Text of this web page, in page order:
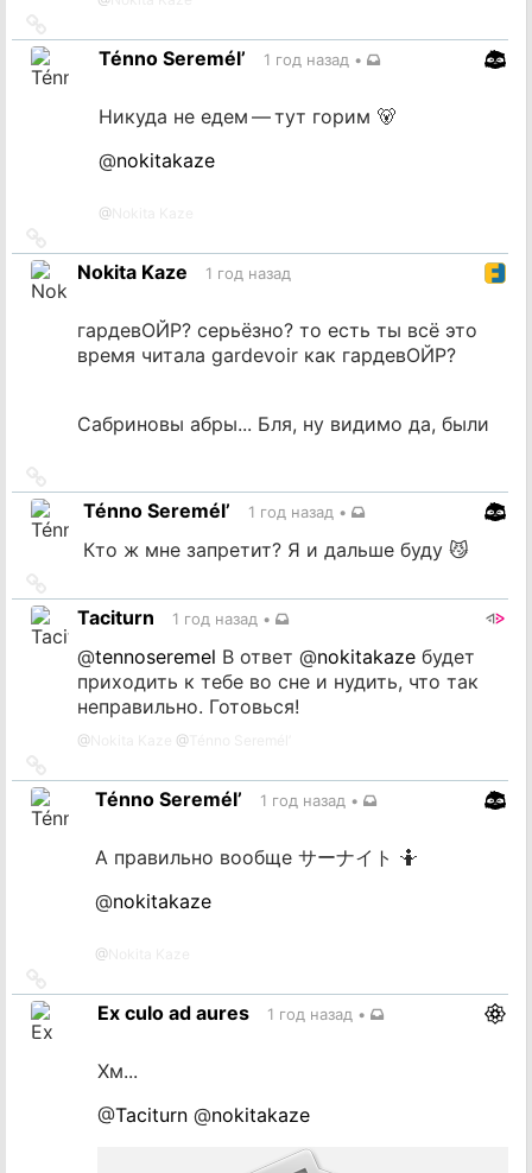
на
источникTénno Seremél’ 1 год назад •
Никуда не едем — тут горим 🐻
@nokitakaze
@
на
источник
Nokita Kaze 1 год назад
гардевОЙР? серьёзно? то есть ты всё это
время читала gardevoir как гардевОЙР?
Сабриновы абры... Бля, ну видимо да, были
на
источникTénno Seremél’ 1 год назад •
Кто ж мне запретит? Я и дальше буду 😼
на
источник
Taciturn 1 год назад •
@tennoseremel В ответ @nokitakaze будет
приходить к тебе во сне и нудить, что так
неправильно. Готовься!
@ @
на
источникTénno Seremél’ 1 год назад •
А правильно вообще サーナイト 🤷
@nokitakaze
@
на
источникEx culo ad aures 1 год назад •
Хм...
@Taciturn @nokitakaze